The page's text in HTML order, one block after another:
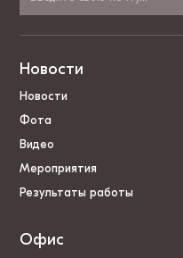
Новости
Новости
Фота
Видео
Мероприятия
Результаты работы
Офис